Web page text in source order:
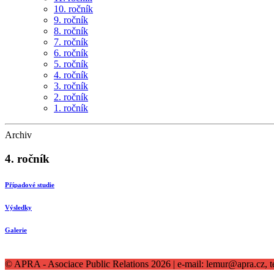
10. ročník
9. ročník
8. ročník
7. ročník
6. ročník
5. ročník
4. ročník
3. ročník
2. ročník
1. ročník
Archiv
4. ročník
Případové studie
Výsledky
Galerie
© APRA - Asociace Public Relations 2026 | e-mail: lemur@apra.cz,